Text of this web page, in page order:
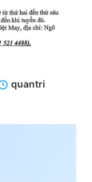
quantri